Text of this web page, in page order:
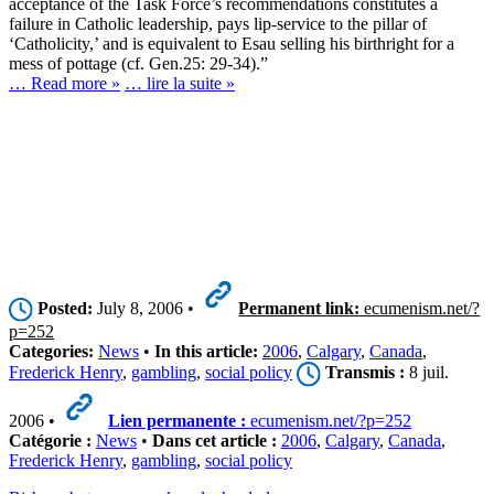
failure in Catholic leadership, pays lip-service to the pillar of
‘Catholicity,’ and is equivalent to Esau selling his birthright for a
mess of pottage (cf. Gen.25: 29-34).”
… Read more » … lire la suite »
Posted: July 8, 2006 • Permanent link: ecumenism.net/?
p=252
Categories: News • In this article: 2006, Calgary, Canada,
Frederick Henry, gambling, social policy Transmis : 8 juil.
2006 • Lien permanente : ecumenism.net/?p=252
Catégorie : News • Dans cet article : 2006, Calgary, Canada,
Frederick Henry, gambling, social policy